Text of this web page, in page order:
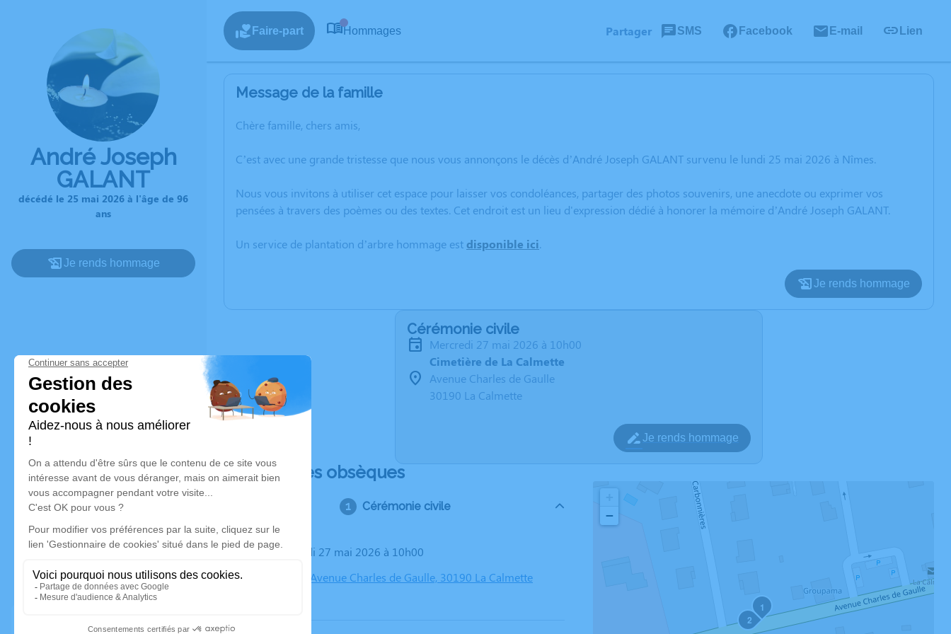
André Joseph
GALANT
décédé le 25 mai 2026 à l'âge de 96
ans
Je rends hommage
Faire-part Hommages Partager SMS Facebook E-mail Lien
Message de la famille
Chère famille, chers amis,
C’est avec une grande tristesse que nous vous annonçons le décès d’André Joseph GALANT survenu le lundi 25 mai 2026 à Nîmes.
Nous vous invitons à utiliser cet espace pour laisser vos condoléances, partager des photos souvenirs, une anecdote ou exprimer vos
pensées à travers des poèmes ou des textes. Cet endroit est un lieu d'expression dédié à honorer la mémoire d’André Joseph GALANT.
Un service de plantation d’arbre hommage est disponible ici.
Je rends hommage
Cérémonie civile
mercredi 27 mai 2026 à 10h00
Cimetière de La Calmette
Avenue Charles de Gaulle
30190 La Calmette
Je rends hommage
Déroulé des obsèques
Cérémonie civile
Le mercredi 27 mai 2026 à 10h00
Cimetière, Avenue Charles de Gaulle, 30190 La Calmette
1
2
−